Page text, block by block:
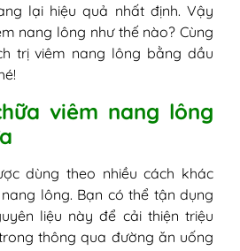
lại hiệu quả nhất định. Vậy
nang lông như thế nào? Cùng
trị viêm nang lông bằng dầu
viêm nang lông
dùng theo nhiều cách khác
lông. Bạn có thể tận dụng
liệu này để cải thiện triệu
thông qua đường ăn uống